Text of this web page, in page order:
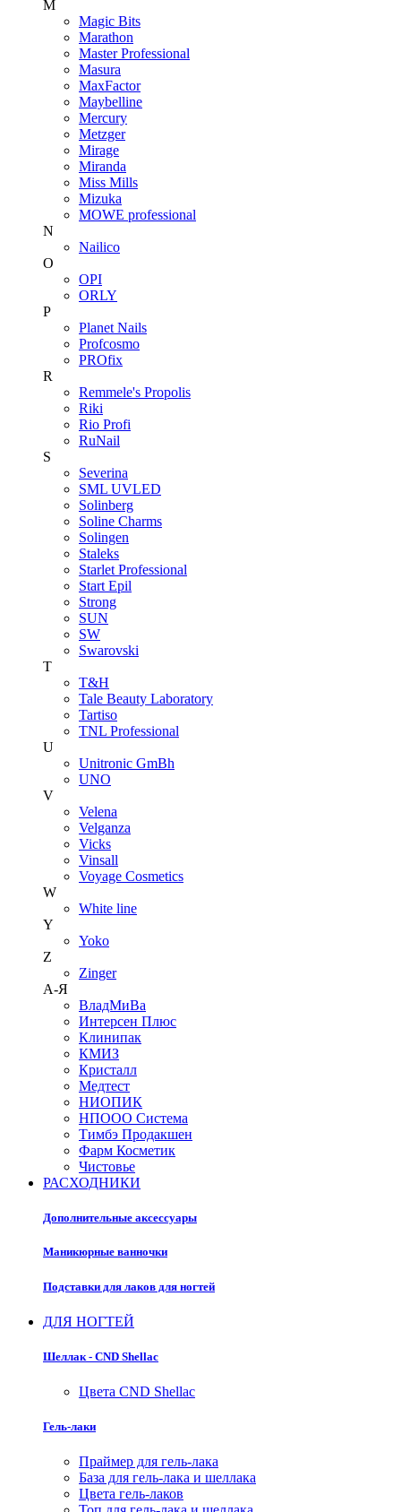
M
Magic Bits
Marathon
Master Professional
Masura
MaxFactor
Maybelline
Mercury
Metzger
Mirage
Miranda
Miss Mills
Mizuka
MOWE professional
N
Nailico
O
OPI
ORLY
P
Planet Nails
Profcosmo
PROfix
R
Remmele's Propolis
Riki
Rio Profi
RuNail
S
Severina
SML UVLED
Solinberg
Soline Charms
Solingen
Staleks
Starlet Professional
Start Epil
Strong
SUN
SW
Swarovski
T
T&H
Tale Beauty Laboratory
Tartiso
TNL Professional
U
Unitroniс GmBh
UNO
V
Velena
Velganza
Vicks
Vinsall
Voyage Cosmetics
W
White line
Y
Yoko
Z
Zinger
А-Я
ВладМиВа
Интерсен Плюс
Клинипак
КМИЗ
Кристалл
Медтест
НИОПИК
НПООО Система
Тимбэ Продакшен
Фарм Косметик
Чистовье
РАСХОДНИКИ
Дополнительные аксессуары
Маникюрные ванночки
Подставки для лаков для ногтей
ДЛЯ НОГТЕЙ
Шеллак - CND Shellac
Цвета CND Shellac
Гель-лаки
Праймер для гель-лака
База для гель-лака и шеллака
Цвета гель-лаков